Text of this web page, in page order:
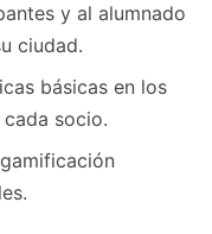
y al alumnado
ciudad.
básicas en los
socio.